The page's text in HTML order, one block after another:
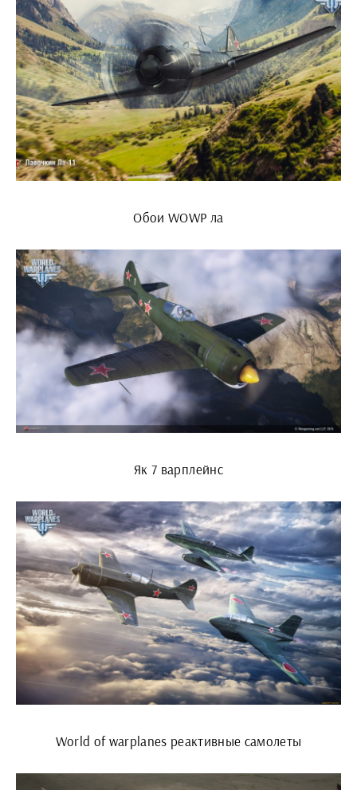
Обои WOWP ла
Як 7 варплейнс
World of warplanes реактивные самолеты